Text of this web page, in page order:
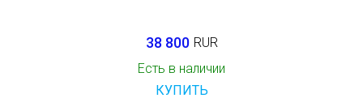
38 800 RUR
Есть в наличии
КУПИТЬ